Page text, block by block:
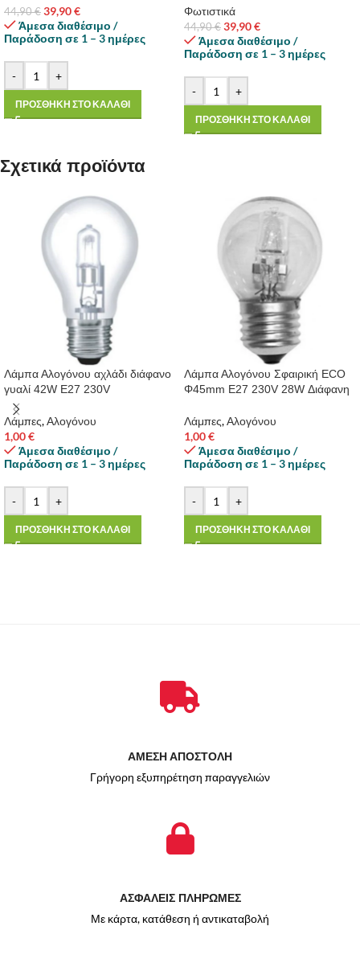
44,90€ 39,90€
Άμεσα διαθέσιμο /
Παράδοση σε 1 – 3 ημέρες
- +
ΠΡΟΣΘΗΚΗ ΣΤΟ ΚΑΛΑΘΙ
Φωτιστικά
44,90€ 39,90€
Άμεσα διαθέσιμο /
Παράδοση σε 1 – 3 ημέρες
- +
ΠΡΟΣΘΗΚΗ ΣΤΟ ΚΑΛΑΘΙ
Σχετικά προϊόντα
Λάμπα Αλογόνου αχλάδι διάφανο
γυαλί 42W E27 230V
Λάμπες,Αλογόνου
1,00€
Άμεσα διαθέσιμο /
Παράδοση σε 1 – 3 ημέρες
- +
ΠΡΟΣΘΗΚΗ ΣΤΟ ΚΑΛΑΘΙ
Λάμπα Αλογόνου Σφαιρική ECO
Φ45mm E27 230V 28W Διάφανη
Λάμπες,Αλογόνου
1,00€
Άμεσα διαθέσιμο /
Παράδοση σε 1 – 3 ημέρες
- +
ΠΡΟΣΘΗΚΗ ΣΤΟ ΚΑΛΑΘΙ
ΑΜΕΣΗ ΑΠΟΣΤΟΛΗ
Γρήγορη εξυπηρέτηση παραγγελιών
ΑΣΦΑΛΕΙΣ ΠΛΗΡΩΜΕΣ
Με κάρτα, κατάθεση ή αντικαταβολή